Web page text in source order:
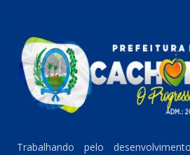
Trabalhando pelo